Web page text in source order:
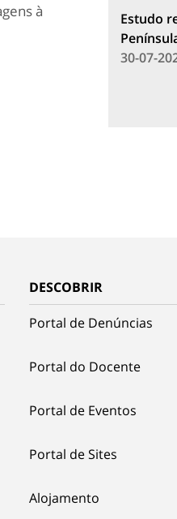
à
Estudo
30-07-
DESCOBRIR
Portal de Denúncias
Portal do Docente
Portal de Eventos
Portal de Sites
Alojamento